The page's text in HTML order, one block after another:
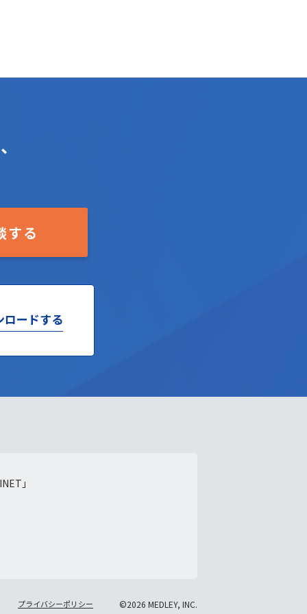
する
ロードする
」
プライバシーポリシー ©2026 MEDLEY, INC.